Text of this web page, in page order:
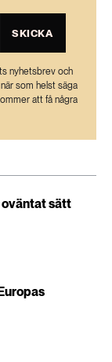
SKICKA
nyhetsbrev och
som helst säga
att få några
oväntat sätt